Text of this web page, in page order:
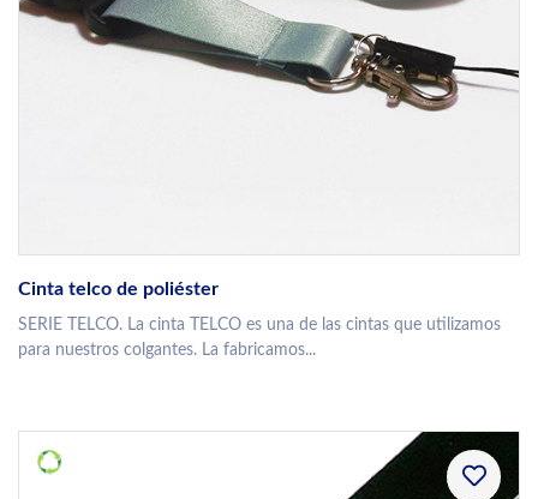
Cinta telco de poliéster
SERIE TELCO. La cinta TELCO es una de las cintas que utilizamos
para nuestros colgantes. La fabricamos...